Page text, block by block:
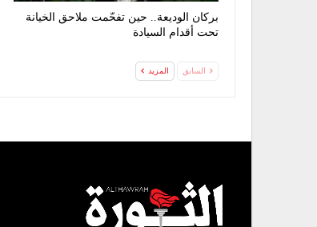
بركان الوديعة.. حين تفحّمت ملاحق الخيانة
تحت أقدام السيادة
السابق المزيد